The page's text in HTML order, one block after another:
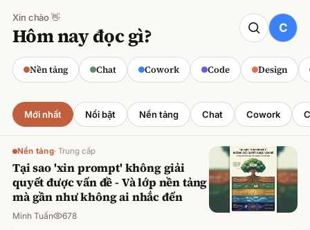
Xin chào 👋
Hôm nay đọc gì?
Nền tảng Chat Cowork Code Design
CODE
Claude cho Sales: Dự báo doanh số
chính xác
Minh Tuấn ·800 lượt xem
Mới nhất Nổi bật Nền tảng Chat Cowork
Nền tảng· Trung cấp
Tại sao 'xin prompt' không giải
quyết được vấn đề - Và lớp nền tảng
mà gần như không ai nhắc đến
Minh Tuấn 678